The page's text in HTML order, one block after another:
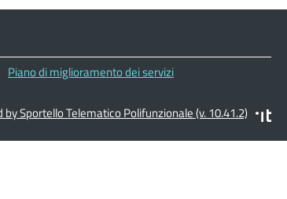
Piano di miglioramento dei servizi
by Sportello Telematico Polifunzionale (v. 10.41.2)